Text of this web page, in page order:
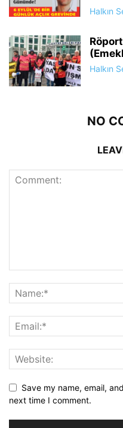
Halkın
Halkın
NO
Save my name, email,
next time I comment.